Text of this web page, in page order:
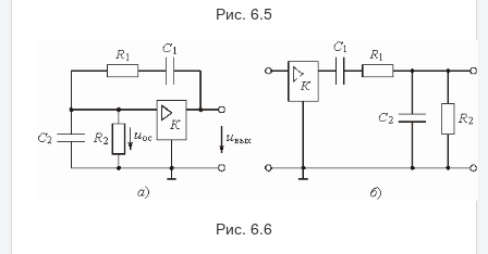
Рис. 6.5
Рис. 6.6